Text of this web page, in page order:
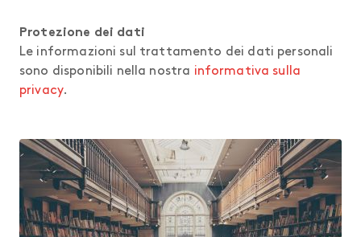
Protezione dei dati
Le informazioni sul trattamento dei dati personali
sono disponibili nella nostra informativa sulla
privacy.